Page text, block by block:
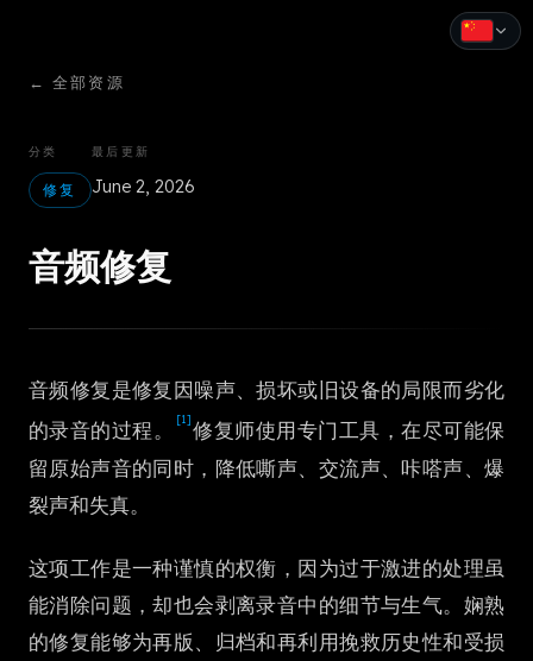
← 全部资源
分类
修复
最后更新
June 2, 2026
音频修复
音频修复是修复因噪声、损坏或旧设备的局限而劣化
的录音的过程。
[1]修复师使用专门工具，在尽可能保
留原始声音的同时，降低嘶声、交流声、咔嗒声、爆
裂声和失真。
这项工作是一种谨慎的权衡，因为过于激进的处理虽
能消除问题，却也会剥离录音中的细节与生气。娴熟
的修复能够为再版、归档和再利用挽救历史性和受损
Русский
中文